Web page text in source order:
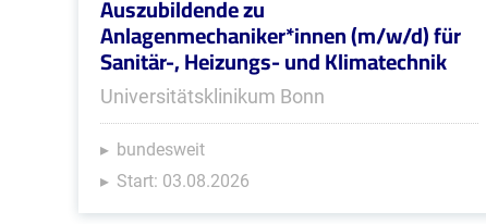
Auszubildende zu
Anlagenmechaniker*innen (m/w/d) für
Sanitär-, Heizungs- und Klimatechnik
Universitätsklinikum Bonn
bundesweit
Start: 03.08.2026